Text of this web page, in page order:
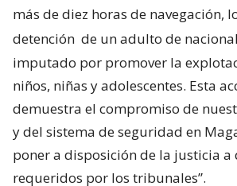
más de diez horas de navegación,
detención de un adulto de
imputado por promover la
niños, niñas y adolescentes. Esta
demuestra el compromiso de
y del sistema de seguridad en
poner a disposición de la justicia a
requeridos por los tribunales”.